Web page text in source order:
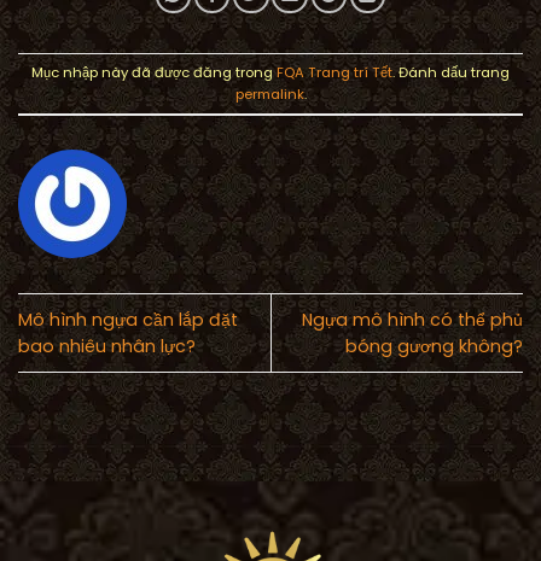
Mục nhập này đã được đăng trongFQA Trang trí Tết. Đánh dấu trang
permalink.
Mô hình ngựa cần lắp đặt
bao nhiêu nhân lực?
Ngựa mô hình có thể phủ
bóng gương không?